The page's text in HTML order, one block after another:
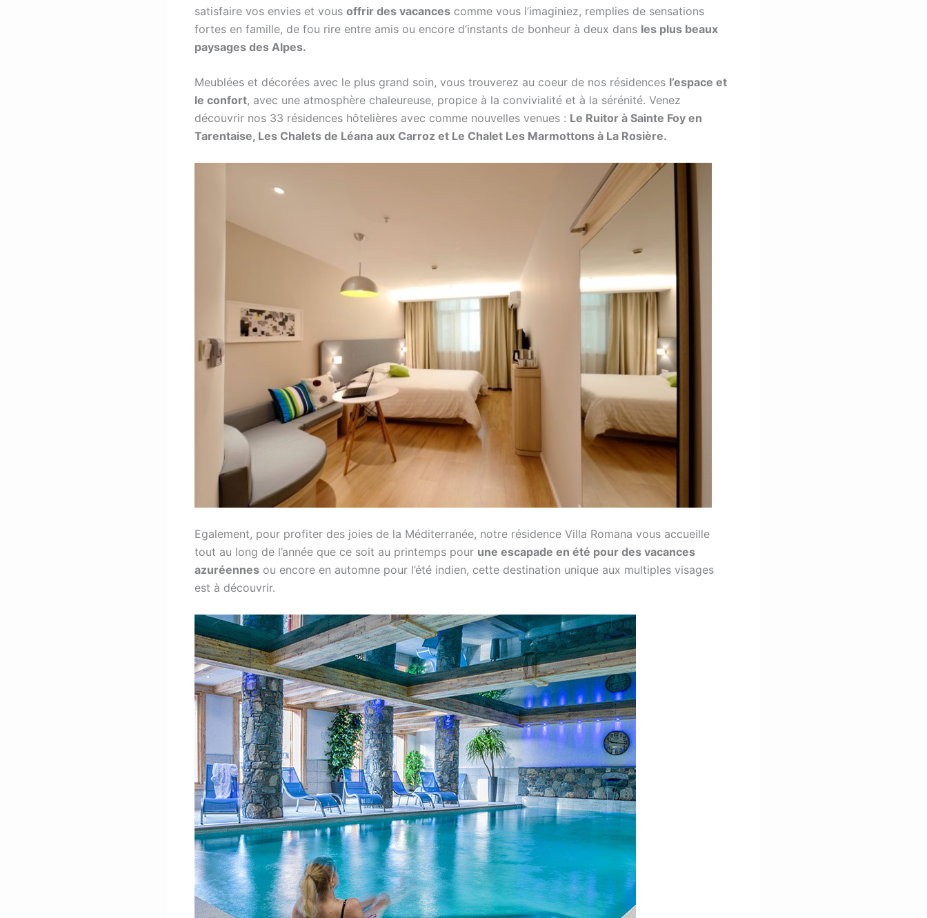
satisfaire vos envies et vous offrir des vacances comme vous l’imaginiez, remplies de sensations
fortes en famille, de fou rire entre amis ou encore d’instants de bonheur à deux dans les plus beaux
paysages des Alpes.
Meublées et décorées avec le plus grand soin, vous trouverez au coeur de nos résidences l’espace et
le confort, avec une atmosphère chaleureuse, propice à la convivialité et à la sérénité. Venez
découvrir nos 33 résidences hôtelières avec comme nouvelles venues : Le Ruitor à Sainte Foy en
Tarentaise, Les Chalets de Léana aux Carroz et Le Chalet Les Marmottons à La Rosière.
Egalement, pour profiter des joies de la Méditerranée, notre résidence Villa Romana vous accueille
tout au long de l’année que ce soit au printemps pour une escapade en été pour des vacances
azuréennes ou encore en automne pour l’été indien, cette destination unique aux multiples visages
est à découvrir.